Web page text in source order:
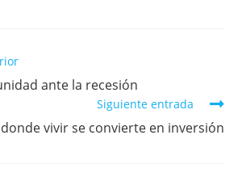
ante la recesión
Siguiente entrada
vivir se convierte en inversión